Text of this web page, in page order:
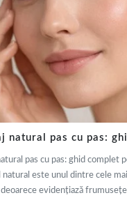
natural pas cu pas:
pas cu pas: ghid complet
natural este unul dintre cele
evidențiază